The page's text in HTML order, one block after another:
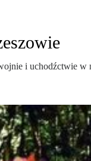
i uchodźctwie